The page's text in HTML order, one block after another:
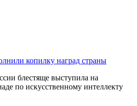
копилку наград страны
блестяще выступила на
по искусственному интеллекту